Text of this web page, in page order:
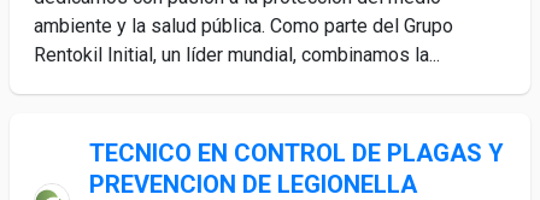
ambiente y la salud pública. Como parte del Grupo
Rentokil Initial, un líder mundial, combinamos la...
TECNICO EN CONTROL DE PLAGAS Y
PREVENCION DE LEGIONELLA